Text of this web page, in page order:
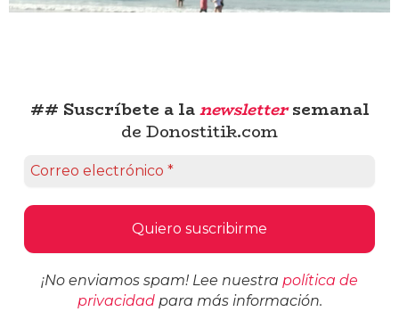
## Suscríbete a lanewslettersemanal
de Donostitik.com
¡No enviamos spam! Lee nuestra política de
privacidadpara más información.